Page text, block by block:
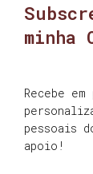
minha
Recebe
pessoais
apoio!